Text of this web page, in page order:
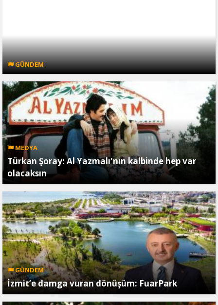
GÜNDEM
MEDYA
Türkan Şoray: Al Yazmalı'nın kalbinde hep var
olacaksın
GÜNDEM
İzmit’e damga vuran dönüşüm: FuarPark